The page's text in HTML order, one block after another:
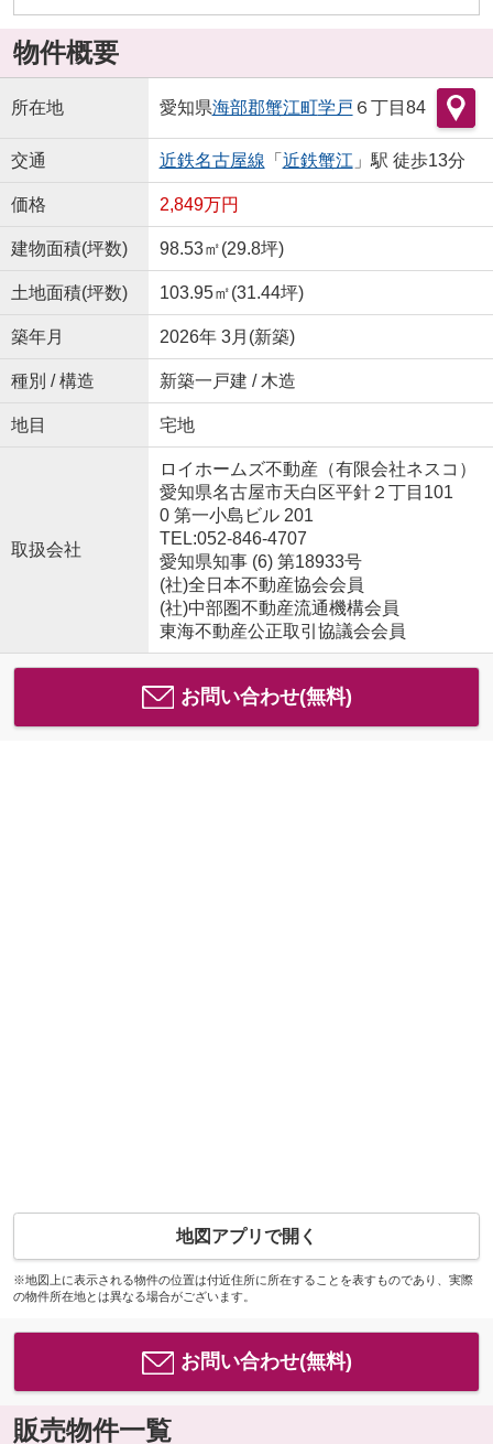
物件概要
所在地 愛知県海部郡蟹江町学戸 ６丁目84
交通 近鉄名古屋線 「 近鉄蟹江 」駅 徒歩13分
価格 2,849万円
建物面積(坪数) 98.53㎡(29.8坪)
土地面積(坪数) 103.95㎡(31.44坪)
築年月 2026年 3月(新築)
種別 / 構造 新築一戸建 / 木造
地目 宅地
取扱会社
ロイホームズ不動産（有限会社ネスコ）
愛知県名古屋市天白区平針２丁目101
0 第一小島ビル 201
TEL:052-846-4707
愛知県知事 (6) 第18933号
(社)全日本不動産協会会員
(社)中部圏不動産流通機構会員
東海不動産公正取引協議会会員
お問い合わせ(無料)
地図アプリで開く
※地図上に表示される物件の位置は付近住所に所在することを表すものであり、実際
の物件所在地とは異なる場合がございます。
お問い合わせ(無料)
販売物件一覧